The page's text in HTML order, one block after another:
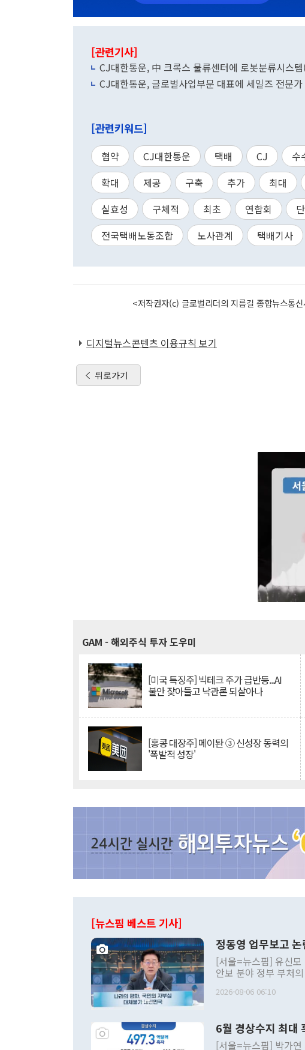
[관련기사]
CJ대한통운, 中 크록스 물류센터에 로봇분류시스
CJ대한통운, 글로벌사업부문 대표에 세일즈 전문
[관련키워드]
협약 CJ대한통운 택배 CJ 수
확대
제공 구축 추가 최대
실효성
구체적 최초 연합회
전국택배노동조합
노사관계 택배기사
<저작권자(c) 글로벌리더의 지름길 종합뉴스
디지털뉴스콘텐츠 이용규칙 보기
뒤로가기
GAM - 해외주식 투자 도우미
[미국 특징주] 빅테크 주가 급반등...AI
불안 잦아들고 낙관론 되살아나
[홍콩 대장주] 메이퇀 ③ 신성장 동력의
'폭발적 성장'
[뉴스핌 베스트 기사]
정동영 업무보고 논
[서울=뉴스핌] 유신모
안보 분야 정부 부처
발언 중에는 정부 내
주의적 희망에 근거한
관의 대북 정책 관련
2026-08-06 06:10
6월 경상수지 최대
[서울=뉴스핌] 박가